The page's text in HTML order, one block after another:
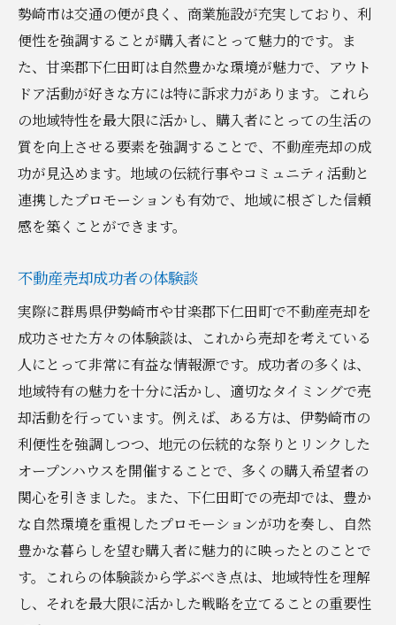
勢崎市は交通の便が良く、商業施設が充実しており、利
便性を強調することが購入者にとって魅力的です。ま
た、甘楽郡下仁田町は自然豊かな環境が魅力で、アウト
ドア活動が好きな方には特に訴求力があります。これら
の地域特性を最大限に活かし、購入者にとっての生活の
質を向上させる要素を強調することで、不動産売却の成
功が見込めます。地域の伝統行事やコミュニティ活動と
連携したプロモーションも有効で、地域に根ざした信頼
感を築くことができます。
不動産売却成功者の体験談
実際に群馬県伊勢崎市や甘楽郡下仁田町で不動産売却を
成功させた方々の体験談は、これから売却を考えている
人にとって非常に有益な情報源です。成功者の多くは、
地域特有の魅力を十分に活かし、適切なタイミングで売
却活動を行っています。例えば、ある方は、伊勢崎市の
利便性を強調しつつ、地元の伝統的な祭りとリンクした
オープンハウスを開催することで、多くの購入希望者の
関心を引きました。また、下仁田町での売却では、豊か
な自然環境を重視したプロモーションが功を奏し、自然
豊かな暮らしを望む購入者に魅力的に映ったとのことで
す。これらの体験談から学ぶべき点は、地域特性を理解
し、それを最大限に活かした戦略を立てることの重要性